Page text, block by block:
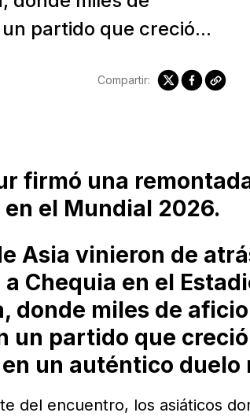
partido que creció...
Compartir:
firmó una
el Mundial 2026.
Asia vinieron de
Chequia en el
donde miles de
un partido que
un auténtico duelo
del encuentro, los asiáticos